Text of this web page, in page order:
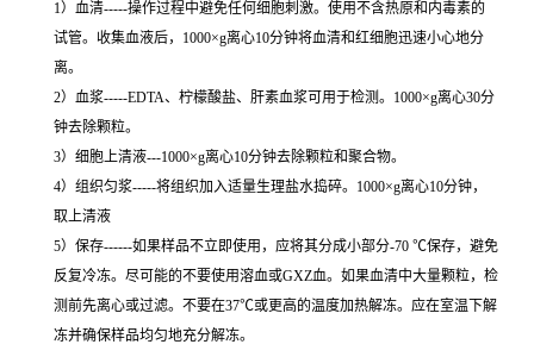
1）血清-----操作过程中避免任何细胞刺激。使用不含热原和内毒素的
试管。收集血液后，1000×g离心10分钟将血清和红细胞迅速小心地分
离。
2）血浆-----EDTA、柠檬酸盐、肝素血浆可用于检测。1000×g离心30分
钟去除颗粒。
3）细胞上清液---1000×g离心10分钟去除颗粒和聚合物。
4）组织匀浆-----将组织加入适量生理盐水捣碎。1000×g离心10分钟，
取上清液
5）保存------如果样品不立即使用，应将其分成小部分-70 ℃保存，避免
反复冷冻。尽可能的不要使用溶血或GXZ血。如果血清中大量颗粒，检
测前先离心或过滤。不要在37℃或更高的温度加热解冻。应在室温下解
冻并确保样品均匀地充分解冻。